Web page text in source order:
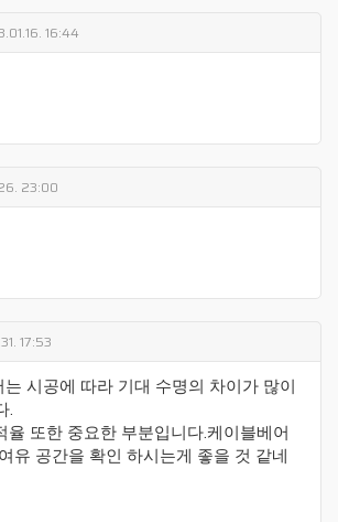
16:44
23:00
17:53
시공에 따라 기대 수명의 차이가 많이
.
율 또한 중요한 부분입니다.케이블베어
유 공간을 확인 하시는게 좋을 것 같네